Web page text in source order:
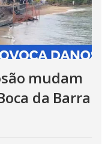
mudam
da Barra